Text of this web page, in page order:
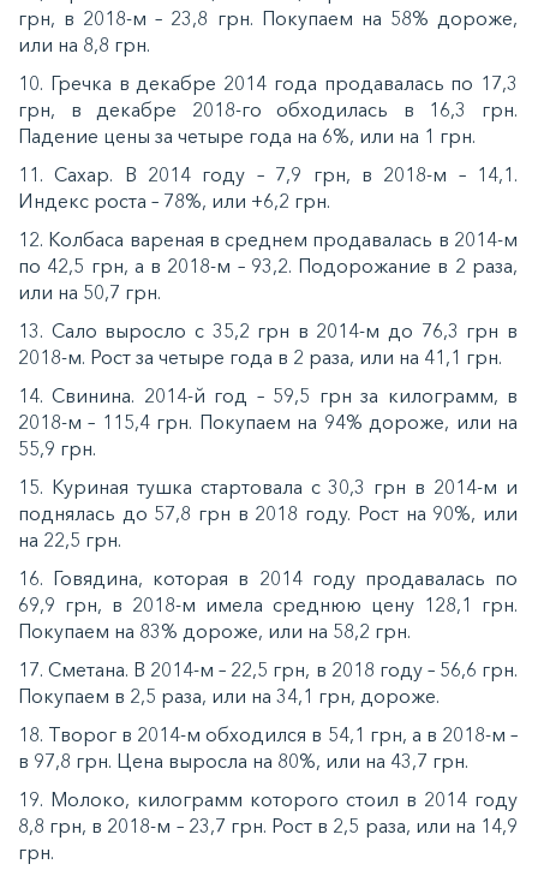
грн, в 2018-м – 23,8 грн. Покупаем на 58% дороже,
или на 8,8 грн.
10. Гречка в декабре 2014 года продавалась по 17,3
грн, в декабре 2018-го обходилась в 16,3 грн.
Падение цены за четыре года на 6%, или на 1 грн.
11. Сахар. В 2014 году – 7,9 грн, в 2018-м – 14,1.
Индекс роста – 78%, или +6,2 грн.
12. Колбаса вареная в среднем продавалась в 2014-м
по 42,5 грн, а в 2018-м – 93,2. Подорожание в 2 раза,
или на 50,7 грн.
13. Сало выросло с 35,2 грн в 2014-м до 76,3 грн в
2018-м. Рост за четыре года в 2 раза, или на 41,1 грн.
14. Свинина. 2014-й год – 59,5 грн за килограмм, в
2018-м – 115,4 грн. Покупаем на 94% дороже, или на
55,9 грн.
15. Куриная тушка стартовала с 30,3 грн в 2014-м и
поднялась до 57,8 грн в 2018 году. Рост на 90%, или
на 22,5 грн.
16. Говядина, которая в 2014 году продавалась по
69,9 грн, в 2018-м имела среднюю цену 128,1 грн.
Покупаем на 83% дороже, или на 58,2 грн.
17. Сметана. В 2014-м – 22,5 грн, в 2018 году – 56,6 грн.
Покупаем в 2,5 раза, или на 34,1 грн, дороже.
18. Творог в 2014-м обходился в 54,1 грн, а в 2018-м –
в 97,8 грн. Цена выросла на 80%, или на 43,7 грн.
19. Молоко, килограмм которого стоил в 2014 году
8,8 грн, в 2018-м – 23,7 грн. Рост в 2,5 раза, или на 14,9
грн.